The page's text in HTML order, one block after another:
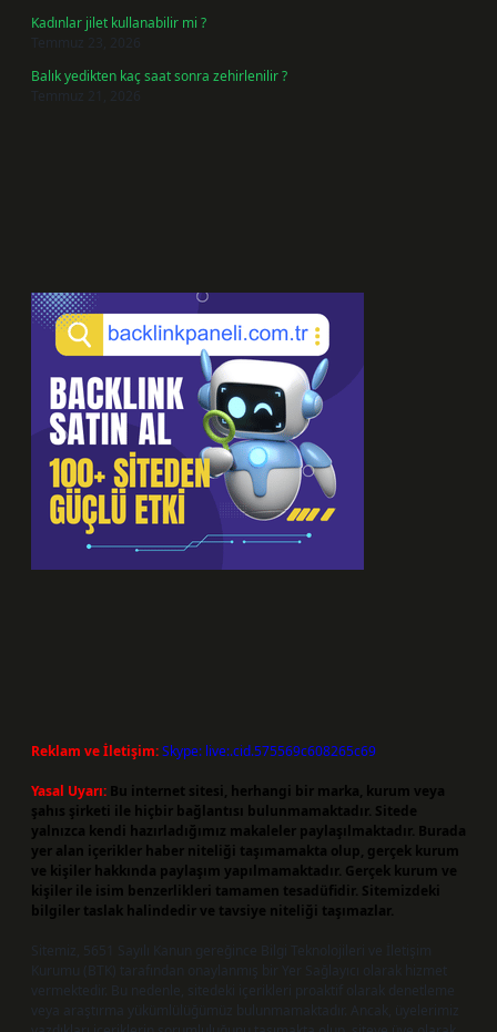
Kadınlar jilet kullanabilir mi ?
Temmuz 23, 2026
Balık yedikten kaç saat sonra zehirlenilir ?
Temmuz 21, 2026
Reklam ve İletişim:Skype: live:.cid.575569c608265c69
Yasal Uyarı: Bu internet sitesi, herhangi bir marka, kurum veya
şahıs şirketi ile hiçbir bağlantısı bulunmamaktadır. Sitede
yalnızca kendi hazırladığımız makaleler paylaşılmaktadır. Burada
yer alan içerikler haber niteliği taşımamakta olup, gerçek kurum
ve kişiler hakkında paylaşım yapılmamaktadır. Gerçek kurum ve
kişiler ile isim benzerlikleri tamamen tesadüfidir. Sitemizdeki
bilgiler taslak halindedir ve tavsiye niteliği taşımazlar.
Sitemiz, 5651 Sayılı Kanun gereğince Bilgi Teknolojileri ve İletişim
Kurumu (BTK) tarafından onaylanmış bir Yer Sağlayıcı olarak hizmet
vermektedir. Bu nedenle, sitedeki içerikleri proaktif olarak denetleme
veya araştırma yükümlülüğümüz bulunmamaktadır. Ancak, üyelerimiz